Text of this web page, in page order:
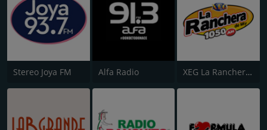
Stereo Joya FM Alfa Radio XEG La Ranchera de Monterrey